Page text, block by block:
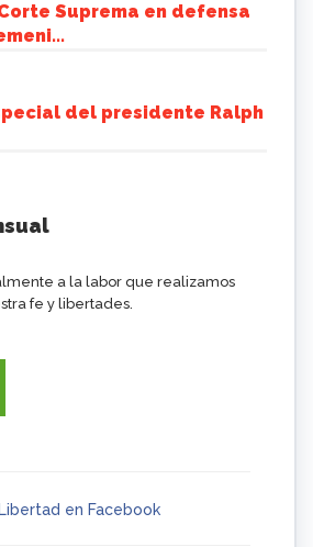
Suprema en defensa
del presidente Ralph
a la labor que realizamos
fe y libertades.
en Facebook